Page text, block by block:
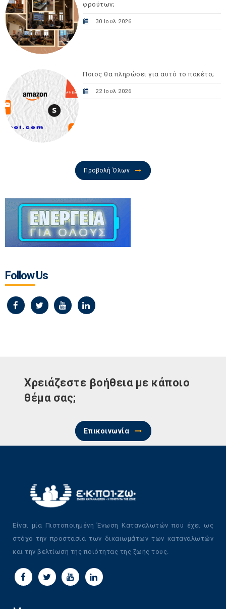
φρούτων;
30 Ιουλ 2026
Ποιος θα πληρώσει για αυτό το πακέτο;
22 Ιουλ 2026
Προβολή Όλων
Follow Us
Χρειάζεστε βοήθεια με κάποιο
θέμα σας;
Επικοινωνία
Είναι μία Πιστοποιημένη Ένωση Καταναλωτών που έχει ως
στόχο την προστασία των δικαιωμάτων των καταναλωτών
και την βελτίωση της ποιότητας της ζωής τους.